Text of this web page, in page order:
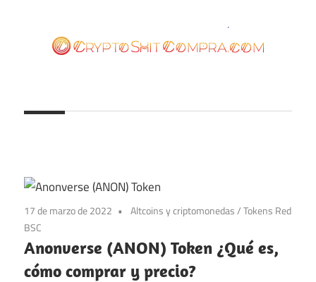
contenido
17 de marzo de 2022 Altcoins y criptomonedas/Tokens Red
BSC
Anonverse (ANON) Token ¿Qué es,
cómo comprar y precio?